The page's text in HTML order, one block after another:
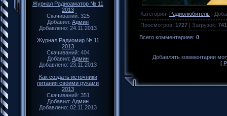
Журнал Радиоаматор № 11
2013
Скачиваний: 325
Добавил: Админ
Добавлено: 24.11.2013
Журнал Радиомир № 11
2013
Скачиваний: 404
Добавил: Админ
Добавлено: 23.11.2013
Как создать источники
питания своими руками
2013
Скачиваний: 351
Добавил: Админ
Добавлено: 02.11.2013
Категория: Радиолюбитель |
Просмотров: 1727 | Загрузок: 741
Всего комментариев: 0
Добавлять комментарии
[